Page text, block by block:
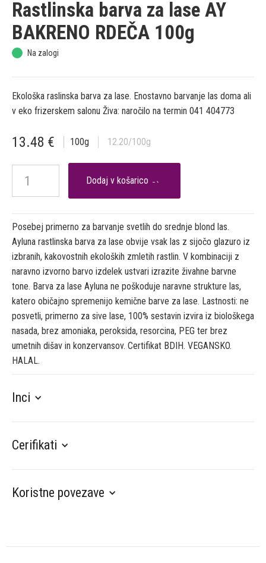
Rastlinska barva za lase AY
BAKRENO RDEČA 100g
Na zalogi
Ekološka raslinska barva za lase. Enostavno barvanje las doma ali
v eko frizerskem salonu Živa: naročilo na termin 041 404773
13.48 € 100g 12.20/100g

Posebej primerno za barvanje svetlih do srednje blond las.
Ayluna rastlinska barva za lase obvije vsak las z sijočo glazuro iz
izbranih, kakovostnih ekoloških zmletih rastlin. V kombinaciji z
naravno izvorno barvo izdelek ustvari izrazite živahne barvne
tone. Barva za lase Ayluna ne poškoduje naravne strukture las,
katero običajno spremenijo kemične barve za lase. Lastnosti: ne
posvetli, primerno za sive lase, 100% sestavin izvira iz biološkega
nasada, brez amoniaka, peroksida, resorcina, PEG ter brez
umetnih dišav in konzervansov. Certifikat BDIH. VEGANSKO.
HALAL.
Inci
Cerifikati
Koristne povezave